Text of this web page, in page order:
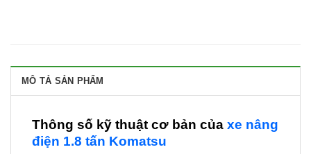
MÔ TẢ SẢN PHẨM
Thông số kỹ thuật cơ bản của xe nâng
điện 1.8 tấn Komatsu